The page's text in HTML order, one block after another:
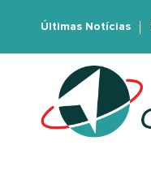
Últimas Notícias